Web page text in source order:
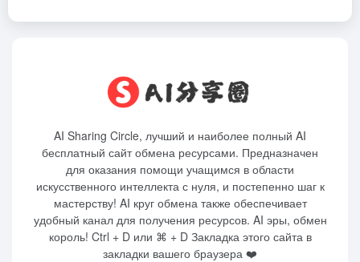
AI Sharing Circle, лучший и наиболее полный AI
бесплатный сайт обмена ресурсами. Предназначен
для оказания помощи учащимся в области
искусственного интеллекта с нуля, и постепенно шаг к
мастерству! AI круг обмена также обеспечивает
удобный канал для получения ресурсов. AI эры, обмен
король! Ctrl + D или ⌘ + D Закладка этого сайта в
закладки вашего браузера ❤️